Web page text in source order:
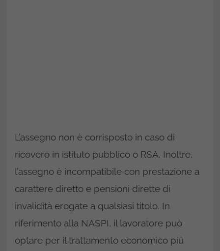
L’assegno non è corrisposto in caso di
ricovero in istituto pubblico o RSA. Inoltre,
l’assegno è incompatibile con prestazione a
carattere diretto e pensioni dirette di
invalidità erogate a qualsiasi titolo. In
riferimento alla NASPI, il lavoratore può
optare per il trattamento economico più